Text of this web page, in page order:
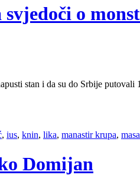
svjedoči o
stan i da su do Srbije
, ius, knin, lika, manastir krupa,
Domijan